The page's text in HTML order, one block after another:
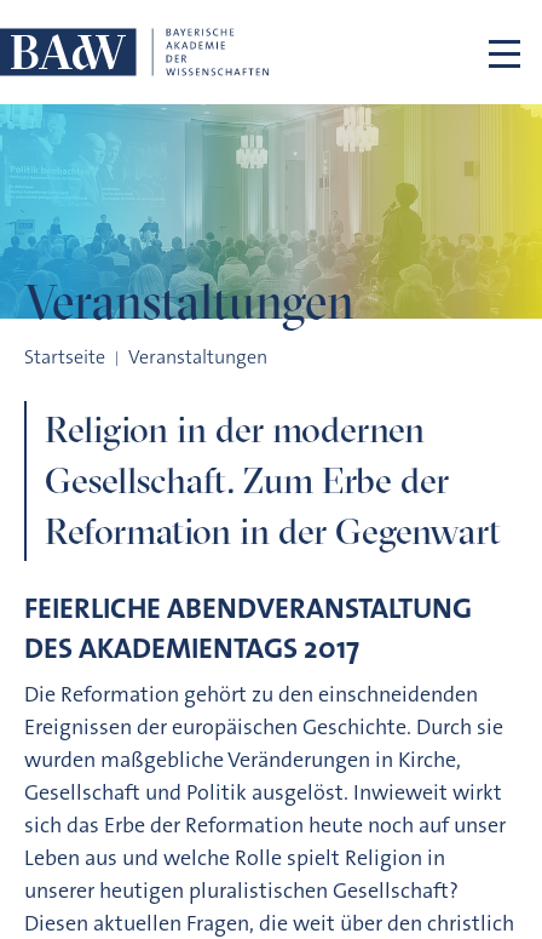
Veranstaltungen
Startseite Veranstaltungen
Religion in der modernen
Gesellschaft. Zum Erbe der
Reformation in der Gegenwart
FEIERLICHE ABENDVERANSTALTUNG
DES AKADEMIENTAGS 2017
Die Reformation gehört zu den einschneidenden
Ereignissen der europäischen Geschichte. Durch sie
wurden maßgebliche Veränderungen in Kirche,
Gesellschaft und Politik ausgelöst. Inwieweit wirkt
sich das Erbe der Reformation heute noch auf unser
Leben aus und welche Rolle spielt Religion in
unserer heutigen pluralistischen Gesellschaft?
Diesen aktuellen Fragen, die weit über den christlich